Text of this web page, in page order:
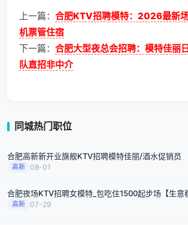
上一篇： 合肥KTV招聘模特：2026最新
机票管住宿
下一篇： 合肥大型夜总会招聘：模特佳丽
队直招非中介
同城热门职位
合肥高新新开业旗舰KTV招聘模特佳丽/酒水促销员
高新 08-01
合肥夜场KTV招聘女模特_包吃住1500起步场【生意
高新 07-29